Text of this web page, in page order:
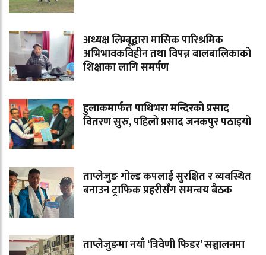
अध्यक्ष लिम्बूद्वारा मासिक पारिश्रमिक
अभिभावकविहीन तथा विपन्न बालबालिकाको
शिक्षाका लागि समर्पण
हुलाकमार्फत पाथिभरा मन्दिरको प्रसाद
वितरण सुरु, पहिलो प्रसाद जनकपुर पठाइयो
ताप्लेजुङ गोल्ड कपलाई सुरक्षित र व्यवस्थित
बनाउन ट्राफिक प्रहरीसँग समन्वय बैठक
ताप्लेजुङमा नयाँ ‘त्रिवेणी फिडर’ सञ्चालनमा